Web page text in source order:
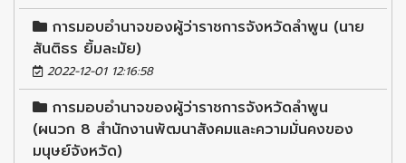
การมอบอำนาจของผู้ว่าราชการจังหวัดลำพูน (นาย
สันติธร ยิ้มละมัย)
2022-12-01 12:16:58
การมอบอำนาจของผู้ว่าราชการจังหวัดลำพูน
(ผนวก 8 สำนักงานพัฒนาสังคมและความมั่นคงของ
มนุษย์จังหวัด)